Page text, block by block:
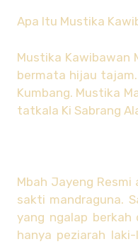
Apa Itu Mustika
Mustika Kawibawan
bermata hijau
Kumbang. Mustika
tatkala Ki Sabrang
Mbah Jayeng
sakti mandraguna.
yang ngalap berkah
hanya peziarah